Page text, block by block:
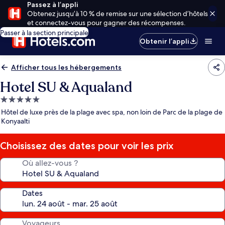
Passez à l’appli
Obtenez jusqu’à 10 % de remise sur une sélection d’hôtels
et connectez-vous pour gagner des récompenses.
Passer à la section principale
Obtenir l’appli
Afficher tous les hébergements
Hotel SU & Aqualand
Hébergement
5.0 étoiles
Hôtel de luxe près de la plage avec spa, non loin de Parc de la plage de
Konyaalti
Choisissez des dates pour voir les prix
Où allez-vous ?
Dates